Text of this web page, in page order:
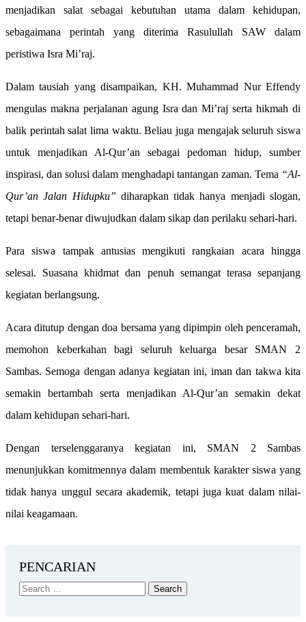
menjadikan salat sebagai kebutuhan utama dalam kehidupan,
sebagaimana perintah yang diterima Rasulullah SAW dalam
peristiwa Isra Mi’raj.
Dalam tausiah yang disampaikan, KH. Muhammad Nur Effendy
mengulas makna perjalanan agung Isra dan Mi’raj serta hikmah di
balik perintah salat lima waktu. Beliau juga mengajak seluruh siswa
untuk menjadikan Al-Qur’an sebagai pedoman hidup, sumber
inspirasi, dan solusi dalam menghadapi tantangan zaman. Tema “Al-
Qur’an Jalan Hidupku” diharapkan tidak hanya menjadi slogan,
tetapi benar-benar diwujudkan dalam sikap dan perilaku sehari-hari.
Para siswa tampak antusias mengikuti rangkaian acara hingga
selesai. Suasana khidmat dan penuh semangat terasa sepanjang
kegiatan berlangsung.
Acara ditutup dengan doa bersama yang dipimpin oleh penceramah,
memohon keberkahan bagi seluruh keluarga besar SMAN 2
Sambas. Semoga dengan adanya kegiatan ini, iman dan takwa kita
semakin bertambah serta menjadikan Al-Qur’an semakin dekat
dalam kehidupan sehari-hari.
Dengan terselenggaranya kegiatan ini, SMAN 2 Sambas
menunjukkan komitmennya dalam membentuk karakter siswa yang
tidak hanya unggul secara akademik, tetapi juga kuat dalam nilai-
nilai keagamaan.
PENCARIAN